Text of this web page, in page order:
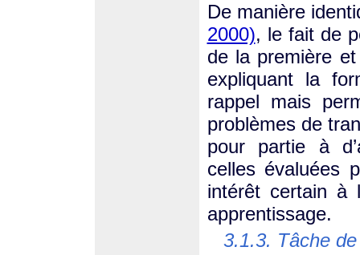
De manière
2000), le fait de
de la première
expliquant la
rappel mais
problèmes de
pour partie à
celles évaluées
intérêt certain à
apprentissage.
3.1.3. Tâche